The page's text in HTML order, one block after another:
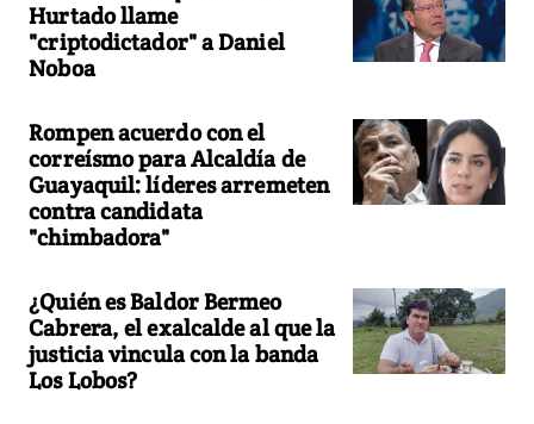
Hurtado llame
"criptodictador" a Daniel
Noboa
Rompen acuerdo con el
correísmo para Alcaldía de
Guayaquil: líderes arremeten
contra candidata
"chimbadora"
¿Quién es Baldor Bermeo
Cabrera, el exalcalde al que la
justicia vincula con la banda
Los Lobos?